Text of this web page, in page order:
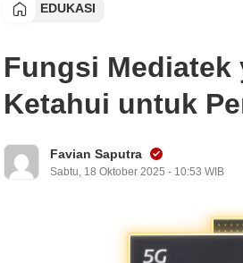
EDUKASI
Fungsi Mediatek
Ketahui untuk
Favian Saputra
Sabtu, 18 Oktober 2025 - 10:53 WIB